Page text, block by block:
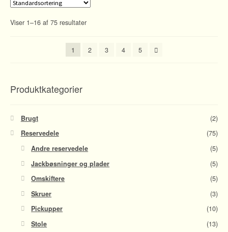
Viser 1–16 af 75 resultater
1 2 3 4 5
Produktkategorier
Brugt
(2)
Reservedele
(75)
Andre reservedele
(5)
Jackbøsninger og plader
(5)
Omskiftere
(5)
Skruer
(3)
Pickupper
(10)
Stole
(13)